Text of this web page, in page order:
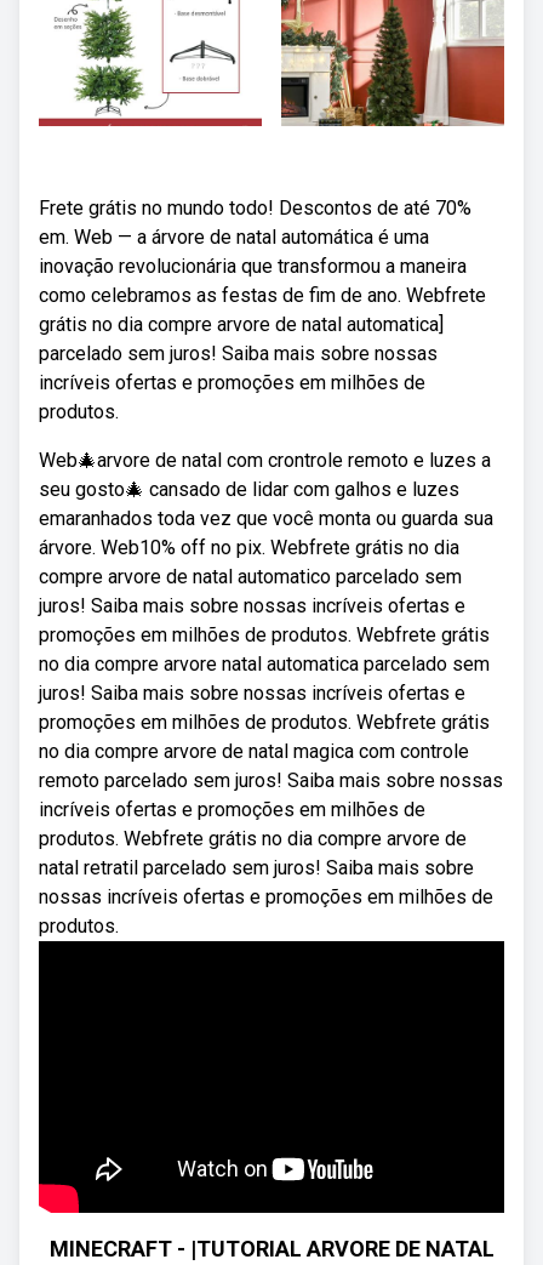
Frete grátis no mundo todo! Descontos de até 70%
em. Web — a árvore de natal automática é uma
inovação revolucionária que transformou a maneira
como celebramos as festas de fim de ano. Webfrete
grátis no dia compre arvore de natal automatica]
parcelado sem juros! Saiba mais sobre nossas
incríveis ofertas e promoções em milhões de
produtos.
Web🎄arvore de natal com crontrole remoto e luzes a
seu gosto🎄 cansado de lidar com galhos e luzes
emaranhados toda vez que você monta ou guarda sua
árvore. Web10% off no pix. Webfrete grátis no dia
compre arvore de natal automatico parcelado sem
juros! Saiba mais sobre nossas incríveis ofertas e
promoções em milhões de produtos. Webfrete grátis
no dia compre arvore natal automatica parcelado sem
juros! Saiba mais sobre nossas incríveis ofertas e
promoções em milhões de produtos. Webfrete grátis
no dia compre arvore de natal magica com controle
remoto parcelado sem juros! Saiba mais sobre nossas
incríveis ofertas e promoções em milhões de
produtos. Webfrete grátis no dia compre arvore de
natal retratil parcelado sem juros! Saiba mais sobre
nossas incríveis ofertas e promoções em milhões de
produtos.
MINECRAFT - |TUTORIAL ARVORE DE NATAL